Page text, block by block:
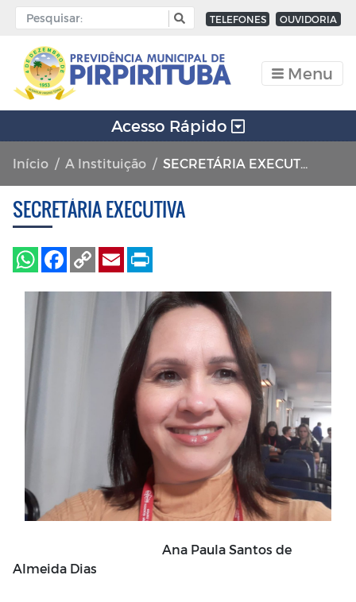
TELEFONES OUVIDORIA
Menu
Acesso Rápido
Início A Instituição SECRETÁRIA EXECUTIVA
SECRETÁRIA EXECUTIVA
Ana Paula Santos de
Almeida Dias